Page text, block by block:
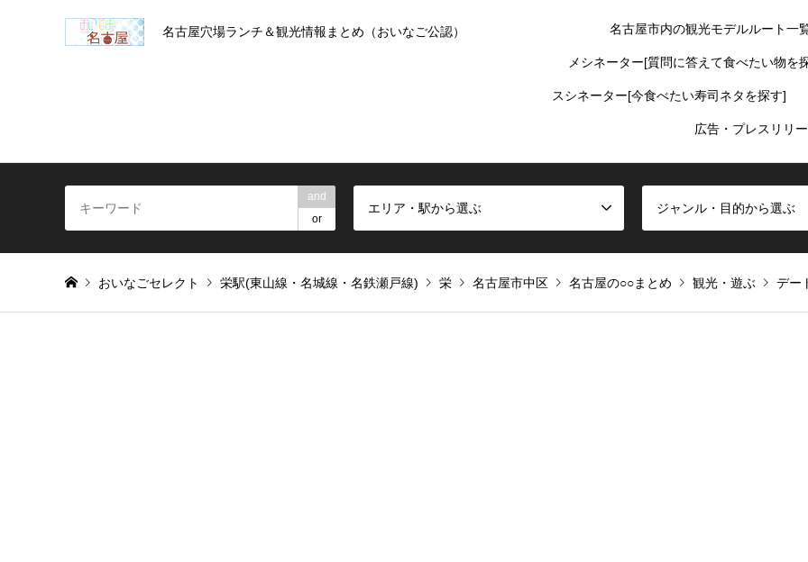
名古屋穴場ランチ＆観光情報まとめ（おいなご公認） 名古屋市内の観光モデルルート一
メシネーター[質問に答えて食べたい物を
スシネーター[今食べたい寿司ネタを探す]
広告・プレスリリ
and
or
エリア・駅から選ぶ ジャンル・目的から選ぶ
おいなごセレクト 栄駅(東山線・名城線・名鉄瀬戸線) 栄 名古屋市中区 名古屋の○○まとめ 観光・遊ぶ デー